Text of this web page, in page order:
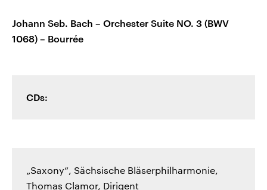
Johann Seb. Bach – Orchester Suite NO. 3 (BWV
1068) – Bourrée
CDs:
„Saxony“, Sächsische Bläserphilharmonie,
Thomas Clamor, Dirigent